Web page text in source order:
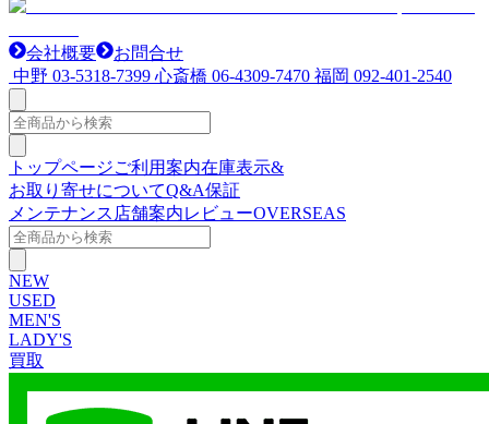
会社概要
お問合せ
中野 03-5318-7399 心斎橋 06-4309-7470 福岡 092-401-2540
トップページご利用案内在庫表示&
お取り寄せについてQ&A保証
メンテナンス 店舗案内レビューOVERSEAS
NEW
USED
MEN'S
LADY'S
買取